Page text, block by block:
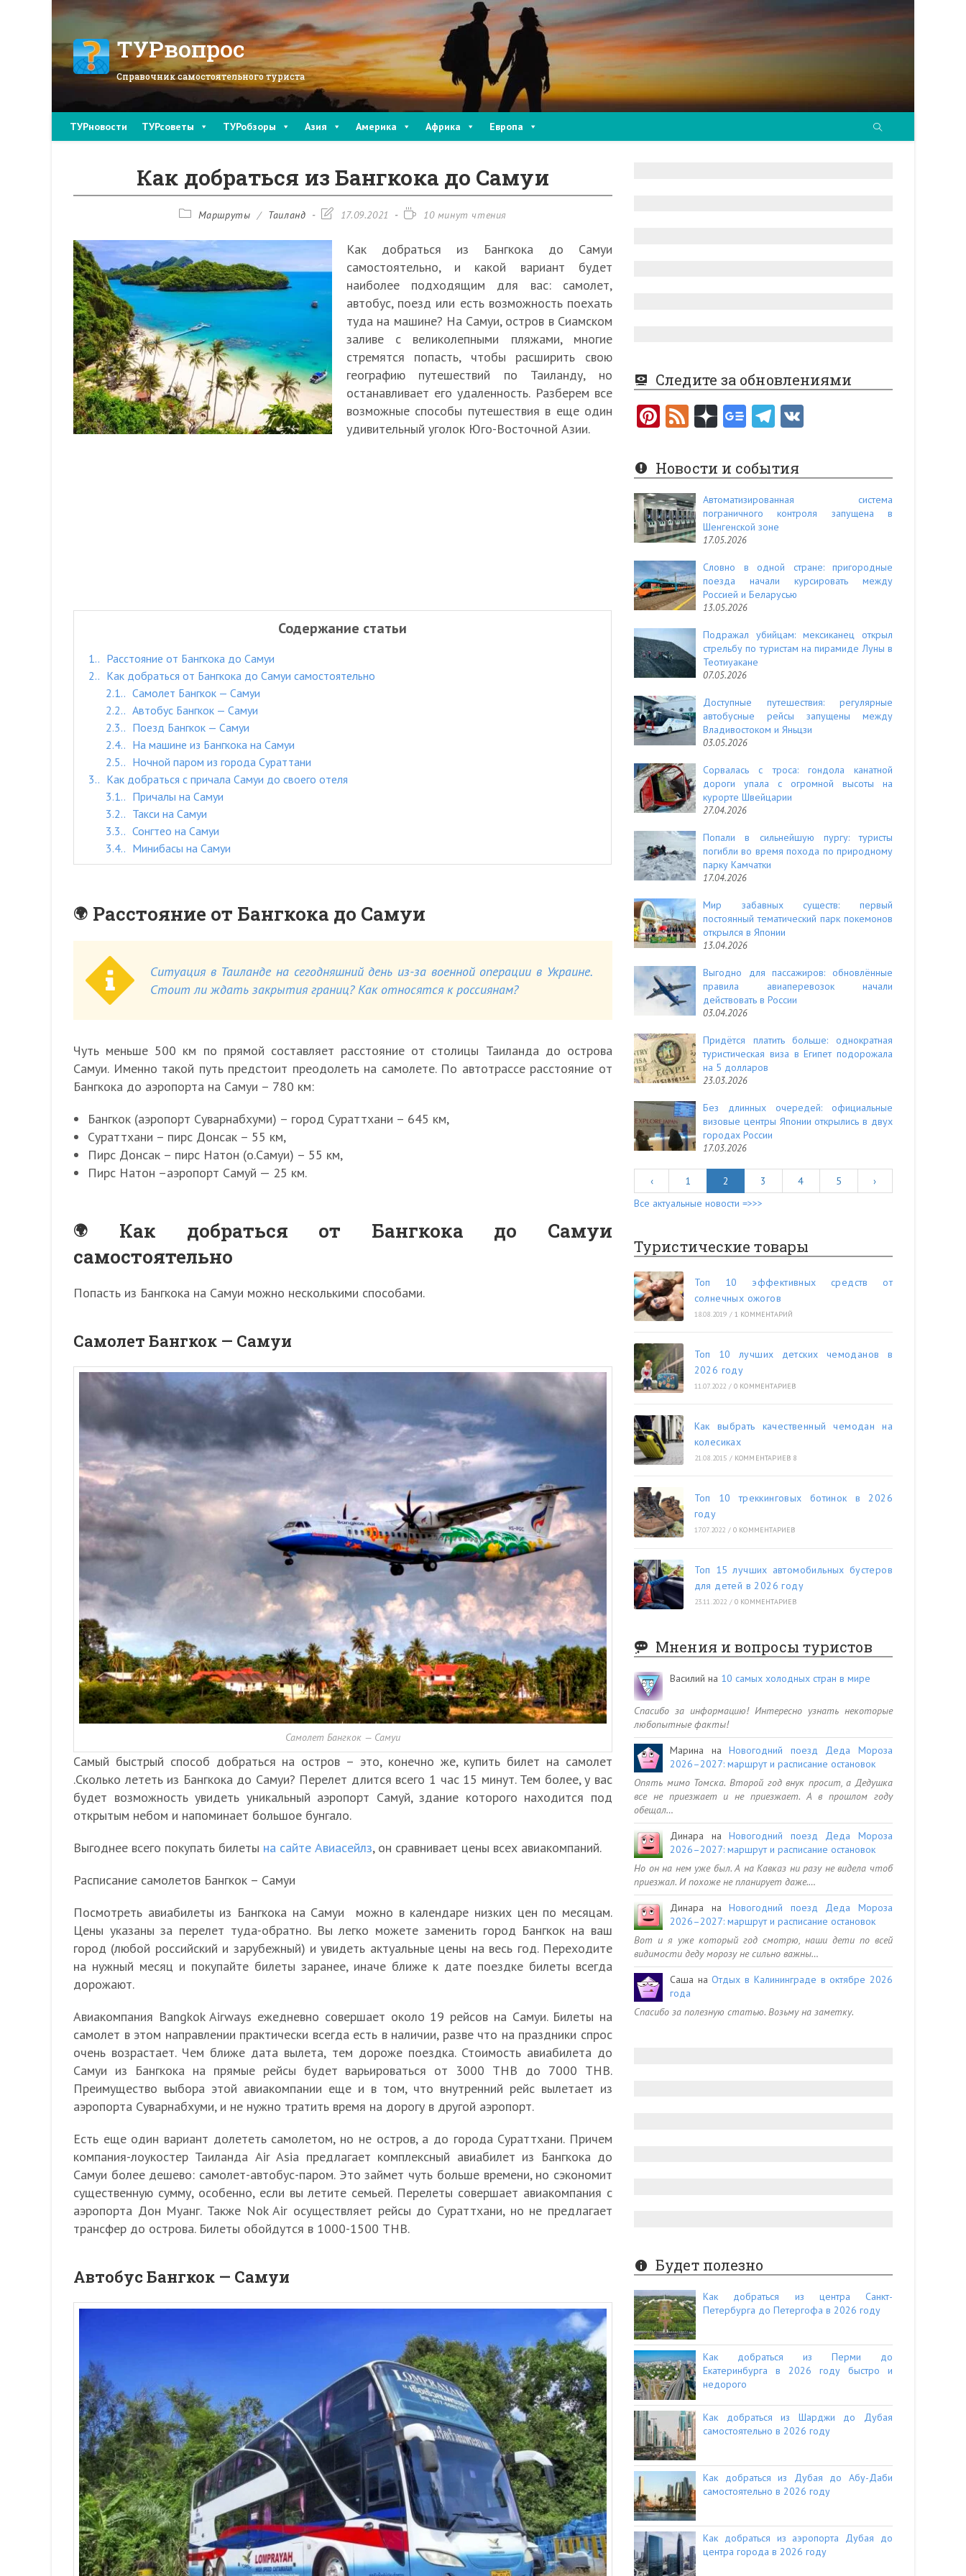
ТУРвопрос
Справочник самостоятельного туриста
ТУРновости ТУРсоветы ТУРобзоры Азия Америка Африка Европа
Как добраться из Бангкока до Самуи
РубрикаМаршруты / Таиланд
Запись17.09.2021
Время10 минут чтения
Как добраться из Бангкока до Самуи
самостоятельно, и какой вариант будет
наиболее подходящим для вас: самолет,
автобус, поезд или есть возможность поехать
туда на машине? На Самуи, остров в Сиамском
заливе с великолепными пляжами, многие
стремятся попасть, чтобы расширить свою
географию путешествий по Таиланду, но
останавливает его удаленность. Разберем все
возможные способы путешествия в еще один
удивительный уголок Юго-Восточной Азии.
Содержание статьи
1.
Расстояние от Бангкока до Самуи
2.
Как добраться от Бангкока до Самуи самостоятельно
2.1.
Самолет Бангкок — Самуи
2.2.
Автобус Бангкок — Самуи
2.3.
Поезд Бангкок — Самуи
2.4.
На машине из Бангкока на Самуи
2.5.
Ночной паром из города Сураттани
3.
Как добраться с причала Самуи до своего отеля
3.1.
Причалы на Самуи
3.2.
Такси на Самуи
3.3.
Сонгтео на Самуи
3.4.
Минибасы на Самуи
Расстояние от Бангкока до Самуи
Ситуация в Таиланде на сегодняшний день из-за военной операции в Украине.
Стоит ли ждать закрытия границ? Как относятся к россиянам?
Чуть меньше 500 км по прямой составляет расстояние от столицы Таиланда до острова
Самуи. Именно такой путь предстоит преодолеть на самолете. По автотрассе расстояние от
Бангкока до аэропорта на Самуи – 780 км:
Бангкок (аэропорт Суварнабхуми) – город Сураттхани – 645 км,
Сураттхани – пирс Донсак – 55 км,
Пирс Донсак – пирс Натон (о.Самуи) – 55 км,
Пирс Натон –аэропорт Самуй — 25 км.
Как добраться от Бангкока до Самуи
самостоятельно
Попасть из Бангкока на Самуи можно несколькими способами.
Самолет Бангкок — Самуи
Самолет Бангкок — Самуи
Самый быстрый способ добраться на остров – это, конечно же, купить билет на самолет
.Сколько лететь из Бангкока до Самуи? Перелет длится всего 1 час 15 минут. Тем более, у вас
будет возможность увидеть уникальный аэропорт Самуй, здание которого находится под
открытым небом и напоминает большое бунгало.
Выгоднее всего покупать билеты на сайте Авиасейлз, он сравнивает цены всех авиакомпаний.
Расписание самолетов Бангкок – Самуи
Посмотреть авиабилеты из Бангкока на Самуи можно в календаре низких цен по месяцам.
Цены указаны за перелет туда-обратно. Вы легко можете заменить город Бангкок на ваш
город (любой российский и зарубежный) и увидеть актуальные цены на весь год. Переходите
на нужный месяц и покупайте билеты заранее, иначе ближе к дате поездке билеты всегда
дорожают.
Авиакомпания Bangkok Airways ежедневно совершает около 19 рейсов на Самуи. Билеты на
самолет в этом направлении практически всегда есть в наличии, разве что на праздники спрос
очень возрастает. Чем ближе дата вылета, тем дороже поездка. Стоимость авиабилета до
Самуи из Бангкока на прямые рейсы будет варьироваться от 3000 ТНВ до 7000 ТНВ.
Преимущество выбора этой авиакомпании еще и в том, что внутренний рейс вылетает из
аэропорта Суварнабхуми, и не нужно тратить время на дорогу в другой аэропорт.
Есть еще один вариант долететь самолетом, но не остров, а до города Сураттхани. Причем
компания-лоукостер Таиланда Air Asia предлагает комплексный авиабилет из Бангкока до
Самуи более дешево: самолет-автобус-паром. Это займет чуть больше времени, но сэкономит
существенную сумму, особенно, если вы летите семьей. Перелеты совершает авиакомпания с
аэропорта Дон Муанг. Также Nok Air осуществляет рейсы до Сураттхани, но не предлагает
трансфер до острова. Билеты обойдутся в 1000-1500 ТНВ.
Автобус Бангкок — Самуи
Следите за обновлениями
Pi
er
es
t
F
e
d
Новости и события
Автоматизированная система
пограничного контроля запущена в
Шенгенской зоне
17.05.2026
Словно в одной стране: пригородные
поезда начали курсировать между
Россией и Беларусью
13.05.2026
Подражал убийцам: мексиканец открыл
стрельбу по туристам на пирамиде Луны в
Теотиуакане
07.05.2026
Доступные путешествия: регулярные
автобусные рейсы запущены между
Владивостоком и Яньцзи
03.05.2026
Сорвалась с троса: гондола канатной
дороги упала с огромной высоты на
курорте Швейцарии
27.04.2026
Попали в сильнейшую пургу: туристы
погибли во время похода по природному
парку Камчатки
17.04.2026
Мир забавных существ: первый
постоянный тематический парк покемонов
открылся в Японии
13.04.2026
Выгодно для пассажиров: обновлённые
правила авиаперевозок начали
действовать в России
03.04.2026
Придётся платить больше: однократная
туристическая виза в Египет подорожала
на 5 долларов
23.03.2026
Без длинных очередей: официальные
визовые центры Японии открылись в двух
городах России
17.03.2026
‹ 1 2 3 4 5
›
Все актуальные новости =>>>
Туристические товары
Топ 10 эффективных средств от
солнечных ожогов
18.08.2019 / 1 КОММЕНТАРИЙ
Топ 10 лучших детских чемоданов в
2026 году
11.07.2022 / 0 КОММЕНТАРИЕВ
Как выбрать качественный чемодан на
колесиках
21.08.2015 / КОММЕНТАРИЕВ 8
Топ 10 треккинговых ботинок в 2026
году
17.07.2022 / 0 КОММЕНТАРИЕВ
Топ 15 лучших автомобильных бустеров
для детей в 2026 году
23.11.2022 / 0 КОММЕНТАРИЕВ
Мнения и вопросы туристов
Василий на 10 самых холодных стран в мире
Спасибо за информацию! Интересно узнать некоторые
любопытные факты!
Марина наНовогодний поезд Деда Мороза
2026–2027: маршрут и расписание остановок
Опять мимо Томска. Второй год внук просит, а Дедушка
все не приезжает и не приезжает. А в прошлом году
обещал…
Динара наНовогодний поезд Деда Мороза
2026–2027: маршрут и расписание остановок
Но он на нем уже был. А на Кавказ ни разу не видела чтоб
приезжал. И похоже не планирует даже.…
Динара наНовогодний поезд Деда Мороза
2026–2027: маршрут и расписание остановок
Вот и я уже который год смотрю, наши дети по всей
видимости деду морозу не сильно важны…
Саша наОтдых в Калининграде в октябре 2026
года
Спасибо за полезную статью. Возьму на заметку.
Будет полезно
Как добраться из центра Санкт-
Петербурга до Петергофа в 2026 году
Как добраться из Перми до
Екатеринбурга в 2026 году быстро и
недорого
Как добраться из Шарджи до Дубая
самостоятельно в 2026 году
Как добраться из Дубая до Абу-Даби
самостоятельно в 2026 году
Как добраться из аэропорта Дубая до
центра города в 2026 году